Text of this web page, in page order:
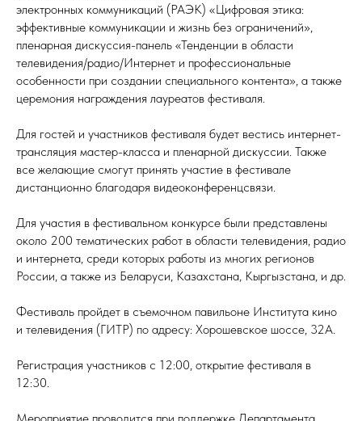
электронных коммуникаций (РАЭК) «Цифровая этика:
эффективные коммуникации и жизнь без ограничений»,
пленарная дискуссия-панель «Тенденции в области
телевидения/радио/Интернет и профессиональные
особенности при создании специального контента», а также
церемония награждения лауреатов фестиваля.
Для гостей и участников фестиваля будет вестись интернет-
трансляция мастер-класса и пленарной дискуссии. Также
все желающие смогут принять участие в фестивале
дистанционно благодаря видеоконференцсвязи.
Для участия в фестивальном конкурсе были представлены
около 200 тематических работ в области телевидения, радио
и интернета, среди которых работы из многих регионов
России, а также из Беларуси, Казахстана, Кыргызстана, и др.
Фестиваль пройдет в съемочном павильоне Института кино
и телевидения (ГИТР) по адресу: Хорошевское шоссе, 32А.
Регистрация участников с 12:00, открытие фестиваля в
12:30.